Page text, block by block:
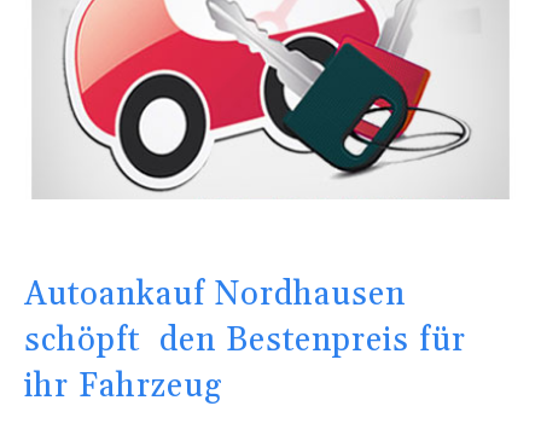
Autoankauf Nordhausen
schöpft den Bestenpreis für
ihr Fahrzeug